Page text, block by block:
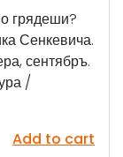
грядеши?
Сенкевича.
сентябръ.
/
Add to cart